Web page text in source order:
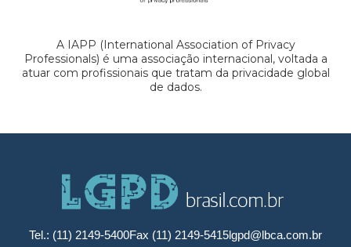
A IAPP (International Association of Privacy
Professionals) é uma associação internacional, voltada a
atuar com profissionais que tratam da privacidade global
de dados.
Tel.: (11) 2149-5400Fax (11) 2149-5415lgpd@lbca.com.br